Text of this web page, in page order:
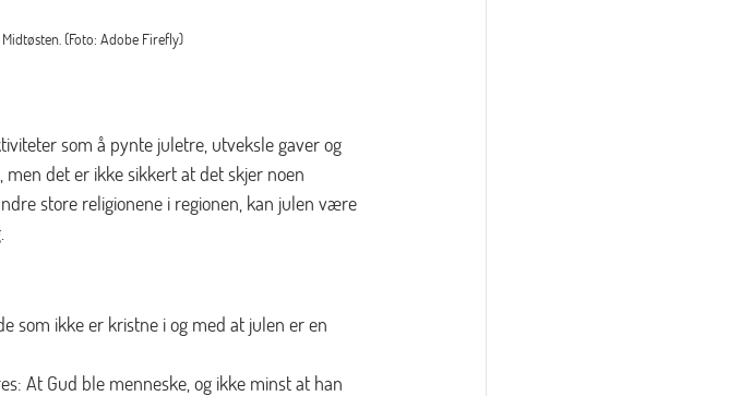
(Foto: Adobe Firefly)
som å pynte juletre, utveksle gaver og
det er ikke sikkert at det skjer noen
store religionene i regionen, kan julen være
som ikke er kristne i og med at julen er en
At Gud ble menneske, og ikke minst at han